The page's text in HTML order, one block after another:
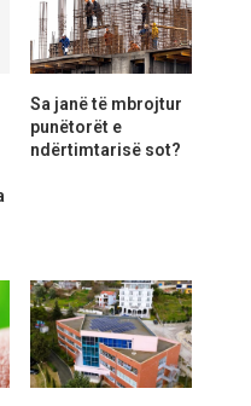
Sa janë të mbrojtur
punëtorët e
ndërtimtarisë sot?